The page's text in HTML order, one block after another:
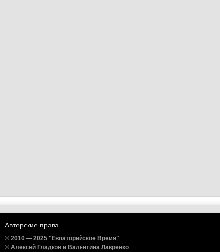
Авторские права
© 2010 — 2025 "Евпаторийское Время"
© Алексей Гладков и Валентина Лавренко